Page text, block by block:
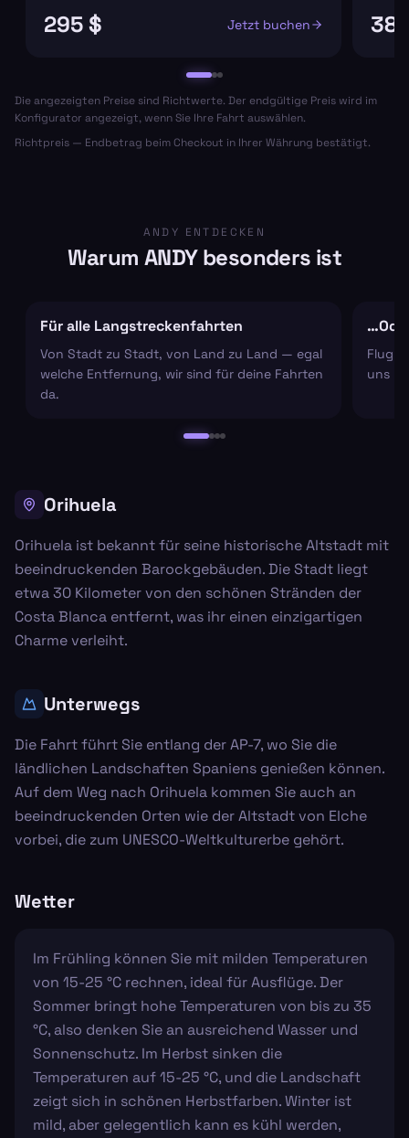
295 $ Jetzt buchen
Die angezeigten Preise sind Richtwerte. Der endgültige Preis wird im
Konfigurator angezeigt, wenn Sie Ihre Fahrt auswählen.
Richtpreis — Endbetrag beim Checkout in Ihrer Währung bestätigt.
ANDY ENTDECKEN
Warum ANDY besonders ist
Für alle Langstreckenfahrten
Von Stadt zu Stadt, von Land zu Land — egal
welche Entfernung, wir sind für deine Fahrten
da.
uns
Orihuela
Orihuela ist bekannt für seine historische Altstadt mit
beeindruckenden Barockgebäuden. Die Stadt liegt
etwa 30 Kilometer von den schönen Stränden der
Costa Blanca entfernt, was ihr einen einzigartigen
Charme verleiht.
Unterwegs
Die Fahrt führt Sie entlang der AP-7, wo Sie die
ländlichen Landschaften Spaniens genießen können.
Auf dem Weg nach Orihuela kommen Sie auch an
beeindruckenden Orten wie der Altstadt von Elche
vorbei, die zum UNESCO-Weltkulturerbe gehört.
Wetter
Im Frühling können Sie mit milden Temperaturen
von 15-25 °C rechnen, ideal für Ausflüge. Der
Sommer bringt hohe Temperaturen von bis zu 35
°C, also denken Sie an ausreichend Wasser und
Sonnenschutz. Im Herbst sinken die
Temperaturen auf 15-25 °C, und die Landschaft
zeigt sich in schönen Herbstfarben. Winter ist
mild, aber gelegentlich kann es kühl werden,